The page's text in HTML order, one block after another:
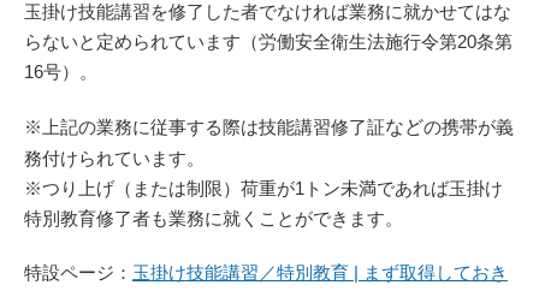
玉掛け技能講習を修了した者でなければ業務に就かせてはな
らないと定められています（労働安全衛生法施行令第20条第
16号）。
※上記の業務に従事する際は技能講習修了証などの携帯が義
務付けられています。
※つり上げ（または制限）荷重が1トン未満であれば玉掛け
特別教育修了者も業務に就くことができます。
特設ページ： 玉掛け技能講習／特別教育 | まず取得しておき